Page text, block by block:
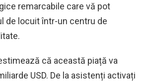
remarcabile care vă pot
de locuit într-un centru de
că această piață va
USD. De la asistenți activați